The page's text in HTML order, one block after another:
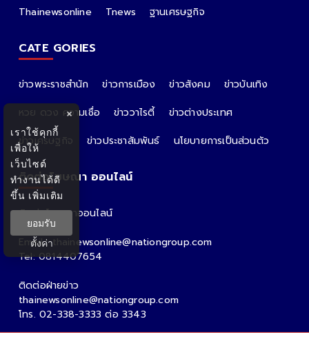
Thainewsonline
Tnews ฐานเศรษฐกิจ
CATE GORIES
ข่าวพระราชสำนัก ข่าวการเมือง ข่าวสังคม
ข่าวบันเทิง
หวย ดวง ความเชื่อ
ข่าววาไรตี้
ข่าวต่างประเทศ
ข่าวเศรษฐกิจ
ข่าวประชาสัมพันธ์ นโยบายการเป็นส่วนตัว
ติดต่อโฆษณา ออนไลน์
ติดต่อโฆษณาออนไลน์
คุณอ้อ
Email : thainewsonline@nationgroup.com
Tel: 0814407654
ติดต่อฝ่ายข่าว
thainewsonline@nationgroup.com
โทร. 02-338-3333 ต่อ 3343
×
เราใช้คุกกี้
เพื่อให้
เว็บไซต์
ทำงานได้ดี
ขึ้น เพิ่มเติม
ยอมรับ
ตั้งค่า